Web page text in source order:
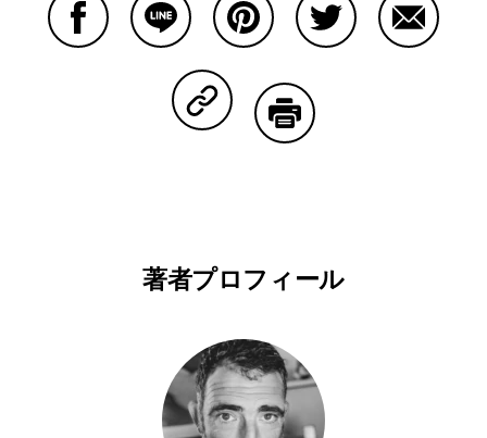
Copy Linkで共有する
著者プロフィール